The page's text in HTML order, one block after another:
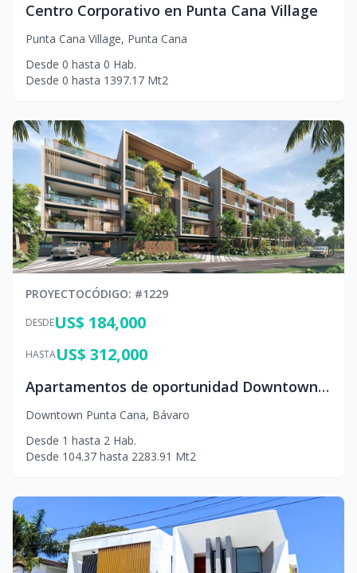
Centro Corporativo en Punta Cana Village
Punta Cana Village, Punta Cana
Desde 0 hasta 0 Hab.
Desde 0 hasta 1397.17 Mt2
0
PROYECTOCÓDIGO: #1229
DESDEUS$ 184,000
HASTAUS$ 312,000
Apartamentos de oportunidad Downtown Punta Cana
Downtown Punta Cana, Bávaro
Desde 1 hasta 2 Hab.
Desde 104.37 hasta 2283.91 Mt2